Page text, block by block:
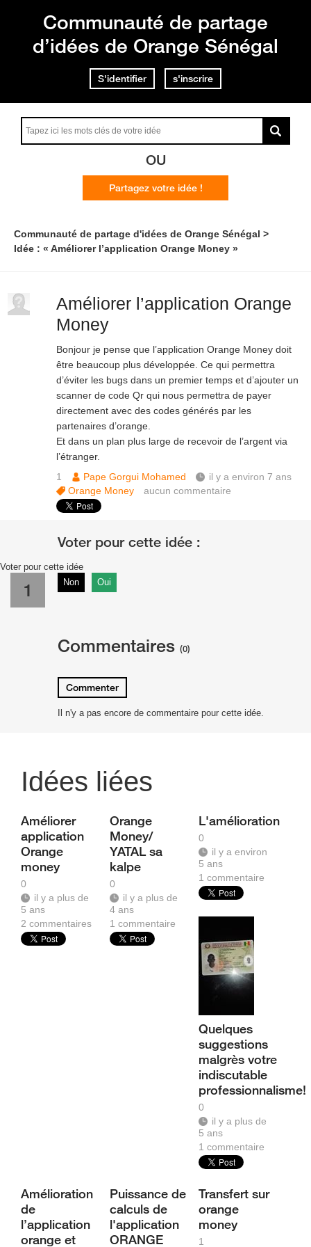
Communauté de partage
d’idées de Orange Sénégal
S'identifier s'inscrire
OU
Partagez votre idée !
Communauté de partage d'idées de Orange Sénégal
Idée : « Améliorer l’application Orange Money »
Améliorer l’application Orange
Money
Bonjour je pense que l’application Orange Money doit
être beaucoup plus développée. Ce qui permettra
d’éviter les bugs dans un premier temps et d’ajouter un
scanner de code Qr qui nous permettra de payer
directement avec des codes générés par les
partenaires d’orange.
Et dans un plan plus large de recevoir de l’argent via
l’étranger.
1
Pape Gorgui Mohamed
il y a environ 7 ans
Orange Money
aucun commentaire
Voter pour cette idée
1 Non Oui
Commentaires (0)
Commenter
Il n'y a pas encore de commentaire pour cette idée.
Idées liées
Améliorer
application
Orange
money
0
il y a plus de
5 ans
2 commentaires
Orange
Money/
YATAL sa
kalpe
0
il y a plus de
4 ans
1commentaire
L'amélioration
0
il y a environ
5 ans
1commentaire
Quelques
suggestions
malgrès votre
indiscutable
professionnalisme!
0
il y a plus de
5 ans
1commentaire
Amélioration
de
l’application
orange et
Puissance de
calculs de
l'application
ORANGE
Transfert sur
orange
money
1